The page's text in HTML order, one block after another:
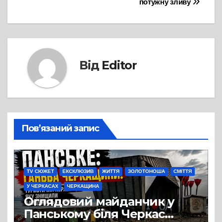
потужну зливу
Від Editor
Пов’язаний запис
TV СЮЖЕТ ЕКСКЛЮЗИВ ЖИТТЯ ЗОЛОТОНОША СМІТТЯ
У ЧЕРКАСАХ ЧЕРКАЩИНА
Оглядовий майданчик у
Панському біля Черкас